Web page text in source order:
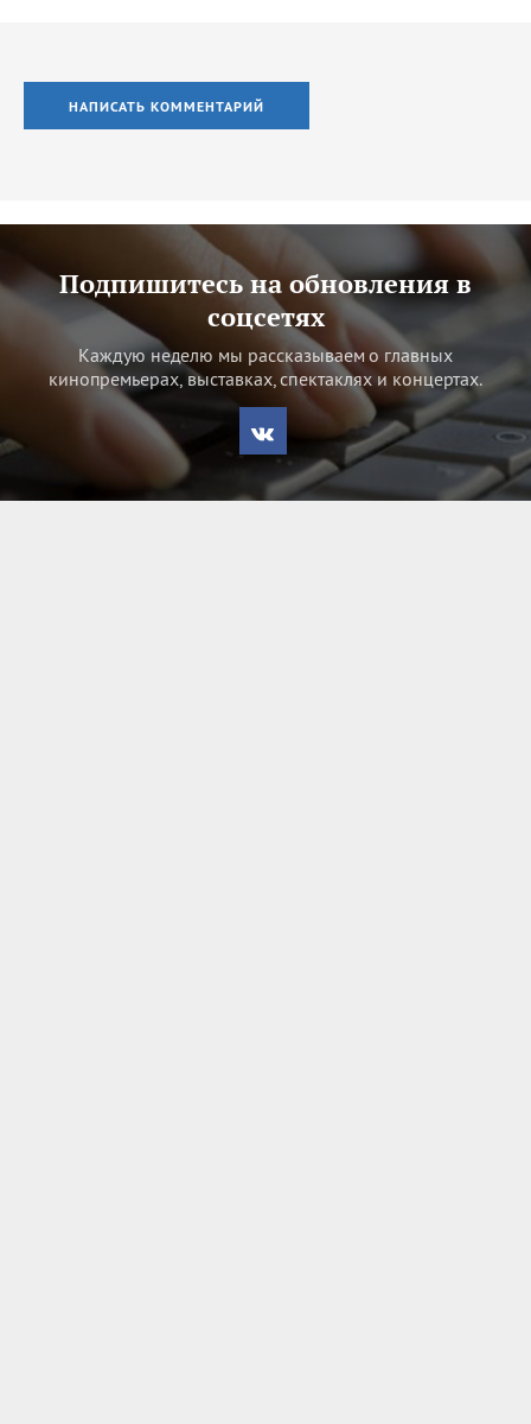
НАПИСАТЬ КОММЕНТАРИЙ
Подпишитесь на обновления в
соцсетях
Каждую неделю мы рассказываем о главных
кинопремьерах, выставках, спектаклях и концертах.